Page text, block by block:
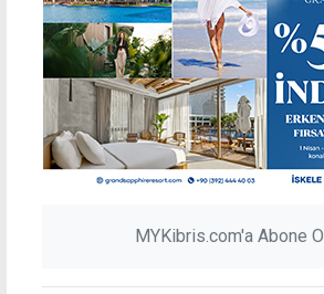
MYKibris.com'a Abone Ol